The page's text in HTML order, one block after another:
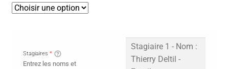
Stagiaires*
Entrez les noms et